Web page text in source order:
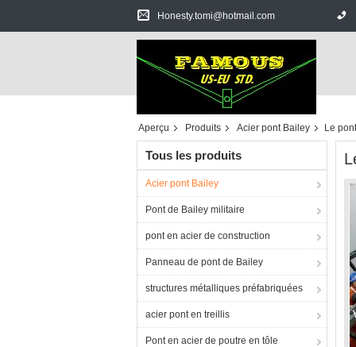
Honesty.tomi@hotmail.com
Aperçu Produits Acier pont Bailey Le
Tous les produits
Acier pont Bailey
Pont de Bailey militaire
pont en acier de construction
Panneau de pont de Bailey
structures métalliques préfabriquées
acier pont en treillis
Pont en acier de poutre en tôle